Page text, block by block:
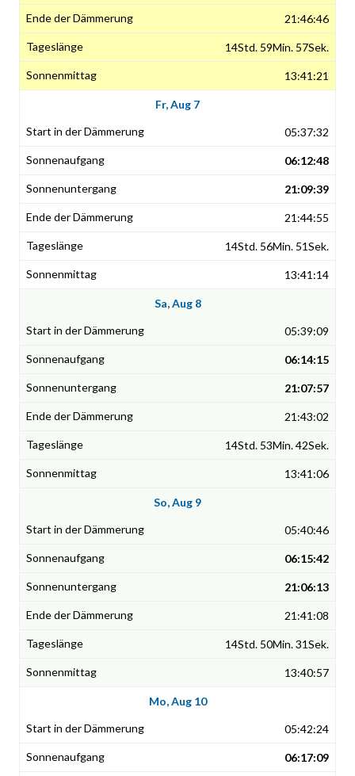
21:46:46
14Std. 59Min. 57Sek.
13:41:21
Fr, Aug 7
05:37:32
06:12:48
21:09:39
21:44:55
14Std. 56Min. 51Sek.
13:41:14
Sa, Aug 8
05:39:09
06:14:15
21:07:57
21:43:02
14Std. 53Min. 42Sek.
13:41:06
So, Aug 9
05:40:46
06:15:42
21:06:13
21:41:08
14Std. 50Min. 31Sek.
13:40:57
Mo, Aug 10
05:42:24
06:17:09